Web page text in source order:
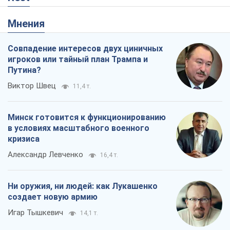
Мнения
Совпадение интересов двух циничных
игроков или тайный план Трампа и
Путина?
Виктор Швец 11,4 т.
Минск готовится к функционированию
в условиях масштабного военного
кризиса
Александр Левченко 16,4 т.
Ни оружия, ни людей: как Лукашенко
создает новую армию
Игар Тышкевич 14,1 т.